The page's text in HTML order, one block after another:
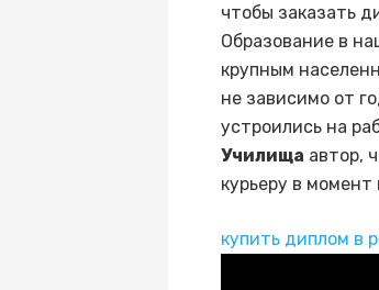
чтобы заказать
Образование в
крупным
не зависимо от
устроились на
Училища автор,
курьеру в
купить диплом в